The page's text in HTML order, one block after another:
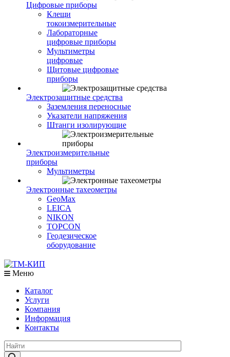
Цифровые приборы
Клещи
токоизмерительные
Лабораторные
цифровые приборы
Мультиметры
цифровые
Щитовые цифровые
приборы
Электрозащитные средства
Заземления переносные
Указатели напряжения
Штанги изолирующие
Электроизмерительные
приборы
Мультиметры
Электронные тахеометры
GeoMax
LEICA
NIKON
TOPCON
Геодезическое
оборудование
Меню
Каталог
Услуги
Компания
Информация
Контакты